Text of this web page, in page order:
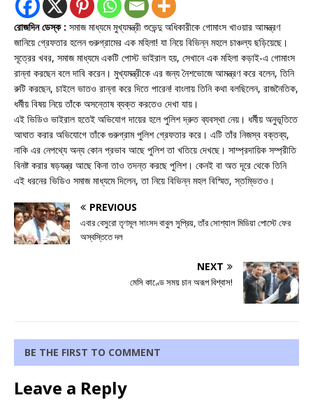
রোজদিন ডেস্ক : সমাজ মাধ্যমে মুখ্যমন্ত্রী শুভেন্দু অধিকারীকে গোমাংস খাওয়ার আমন্ত্রণ
জানিয়ে গ্রেফতার হলেন গুরুগ্রামের এক মহিলা! যা নিয়ে বিভিন্ন মহলে চাঞ্চল্য ছড়িয়েছে।
সূত্রের খবর, সমাজ মাধ্যমে একটি পোস্ট ভাইরাল হয়, সেখানে এক মহিলা কড়াই-এ গোমাংস
রান্না করছেন বলে দাবি করেন। মুখ্যমন্ত্রীকে এর জন্য নৈশভোজে আমন্ত্রণ করে বলেন, তিনি
রুটি করছেন, চাইলে ভাতও রান্না করে দিতে পারেন! বাংলায় তিনি কথা বলছিলেন, রাজনৈতিক,
ধর্মীয় বিষয় নিয়ে তাঁকে অসন্তোষ ব্যক্ত করতেও দেখা যায়।
এই ভিডিও ভাইরাল হতেই অভিযোগ দায়ের হলে পুলিশ দ্রুত ব্যবস্থা নেয়। ধর্মীয় অনুভূতিতে
আঘাত করার অভিযোগে তাঁকে গুরুগ্রাম পুলিশ গ্রেফতার করে। এটি তাঁর নিজস্ব বক্তব্য,
নাকি এর নেপথ্যে অন্য কোন প্রভাব আছে পুলিশ তা খতিয়ে দেখছে। সাম্প্রদায়িক সম্প্রীতি
বিনষ্ট করার ষড়যন্ত্র আছে কিনা তাও তদন্ত করছে পুলিশ। কেনই বা অত দূরে থেকে তিনি
এই ধরনের ভিডিও সমাজ মাধ্যমে দিলেন, তা নিয়ে বিভিন্ন মহল বিস্মিত, স্তম্ভিতও।
PREVIOUS
এবার বেসুরো তৃণমূল সাংসদ বাবুল সুপ্রিয়, তাঁর সোশ্যাল মিডিয়া পোস্টে ফের
অস্বস্তিতে দল
NEXT
মেসি কাণ্ডে সময় চান অরূপ বিশ্বাস!
BE THE FIRST TO COMMENT
Leave a Reply